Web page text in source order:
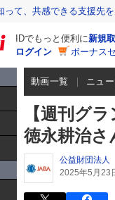
って、共感できる支援先
IDでもっと便利に新規
ログイン
ボーナス
動画一覧 ニュ
【週刊グ
徳永耕治さ
公益財団法
2025年5月23